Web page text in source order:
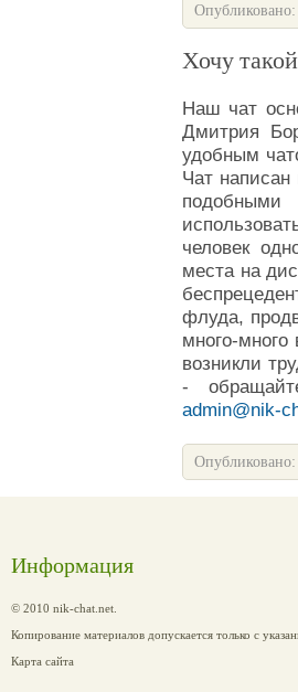
Хочу
Наш чат
Дмитрия
удобным
Чат
человек
места на
флуда,
много-много
возникли
-
admin@nik-
Информация
© 2010 nik-chat.net.
Копирование материалов допускается только с
Карта сайта